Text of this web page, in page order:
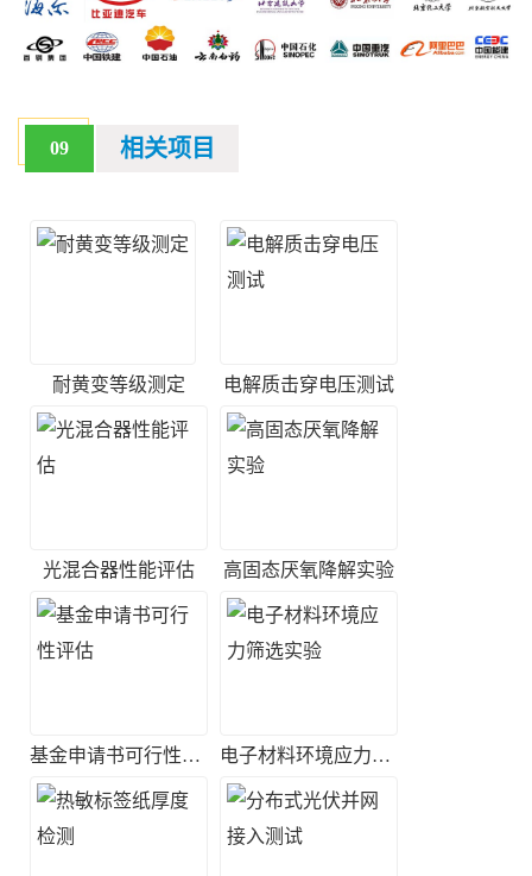
09 相关项目
耐黄变等级测定 电解质击穿电压测试
光混合器性能评估 高固态厌氧降解实验
基金申请书可行性评估 电子材料环境应力筛选实验